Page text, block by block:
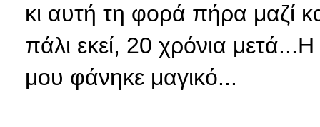
κι αυτή τη φορά πήρα μαζί
πάλι εκεί, 20 χρόνια
μου φάνηκε μαγικό...